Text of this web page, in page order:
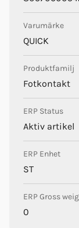
Varumärke
QUICK
Produktfamilj
Fotkontakt
ERP Status
Aktiv artikel
ERP Enhet
ST
ERP Gross
0